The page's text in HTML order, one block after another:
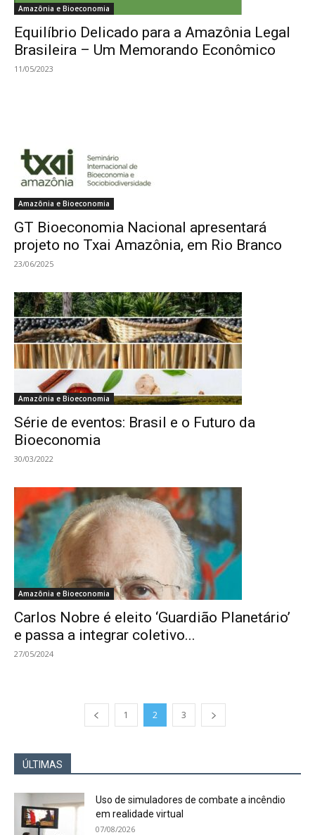
Amazônia e Bioeconomia
Equilíbrio Delicado para a Amazônia Legal
Brasileira – Um Memorando Econômico
11/05/2023
Amazônia e Bioeconomia
GT Bioeconomia Nacional apresentará
projeto no Txai Amazônia, em Rio Branco
23/06/2025
Amazônia e Bioeconomia
Série de eventos: Brasil e o Futuro da
Bioeconomia
30/03/2022
Amazônia e Bioeconomia
Carlos Nobre é eleito ‘Guardião Planetário’
e passa a integrar coletivo...
27/05/2024
1 2 3
ÚLTIMAS
Uso de simuladores de combate a incêndio
em realidade virtual
07/08/2026